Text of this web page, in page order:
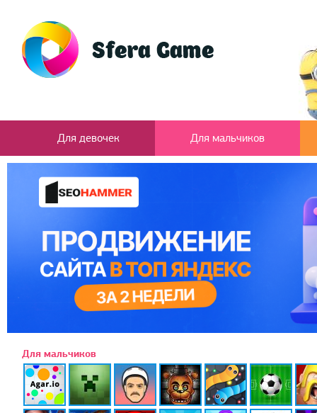
Для девочек Для мальчиков
Для мальчиков